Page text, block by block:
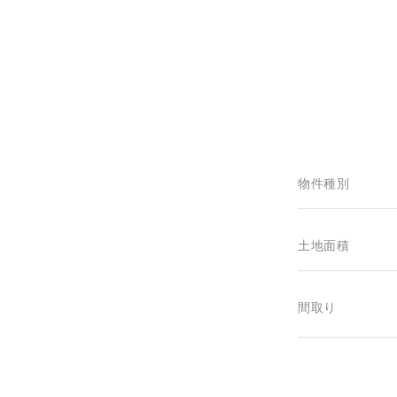
物件種別
土地面積
間取り